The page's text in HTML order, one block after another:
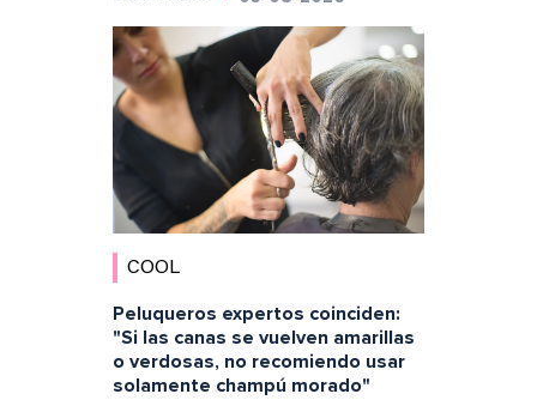
COOL
Peluqueros expertos coinciden:
"Si las canas se vuelven amarillas
o verdosas, no recomiendo usar
solamente champú morado"